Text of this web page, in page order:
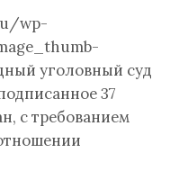
wp-
уголовный суд
37
с требованием